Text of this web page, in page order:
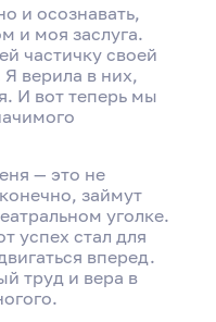
и осознавать,
и моя заслуга.
частичку своей
верила в них,
И вот теперь мы
— это не
займут
уголке.
успех стал для
вперед.
труд и вера в